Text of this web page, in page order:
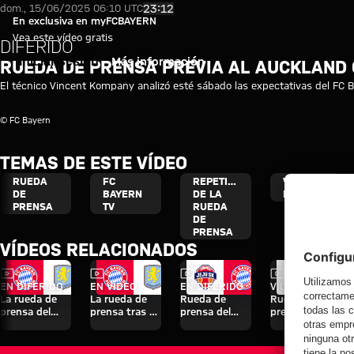
Video: Rueda de prensa previa
Reproducir vídeo
En exclusiva en myFCBAYERN
Vea este vídeo gratis
Iniciar sesión Más información
dom., 15/06/2025 06:10 UTC23:12
DIFERIDO
RUEDA DE PRENSA PREVIA AL AUCKLAND
El técnico Vincent Kompany analizó esté sábado las expectativas del FC
© FC Bayern
TEMAS DE ESTE VÍDEO
RUEDA
DE
PRENSA
FC
BAYERN
TV
REPETICIÓN
DE LA
RUEDA
DE
PRENSA
VINCENT
VÍDEOS RELACIONADOS
Vídeo
EN DIFERIDO
La rueda de
prensa del
el Aston Villa
Vídeo
EN VÍDEO
La rueda de
prensa tras el
contra el
Vídeo
EN DIFERIDO
Rueda de
prensa del
contra el Jeju
Vídeo
VÍDEO
Rueda de
prensa tras el
Audi Football
Summit
contra el Jeju